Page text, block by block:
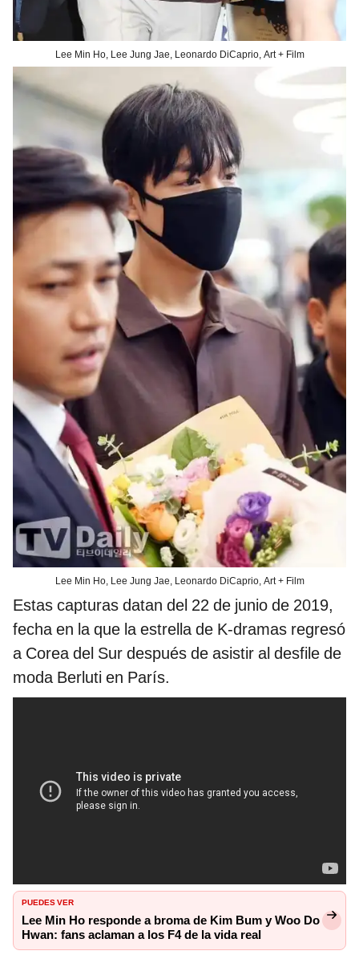
Lee Min Ho, Lee Jung Jae, Leonardo DiCaprio, Art + Film
Lee Min Ho, Lee Jung Jae, Leonardo DiCaprio, Art + Film
Estas capturas datan del 22 de junio de 2019,
fecha en la que la estrella de K-dramas regresó
a Corea del Sur después de asistir al desfile de
moda Berluti en París.
PUEDES VER
Lee Min Ho responde a broma de Kim Bum y Woo Do
Hwan: fans aclaman a los F4 de la vida real